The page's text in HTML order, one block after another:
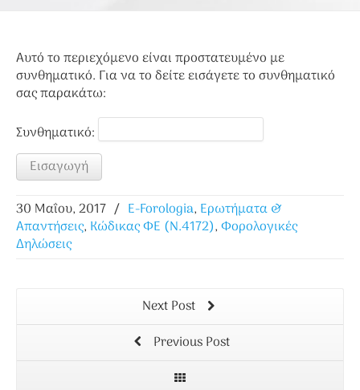
Αυτό το περιεχόμενο είναι προστατευμένο με
συνθηματικό. Για να το δείτε εισάγετε το συνθηματικό
σας παρακάτω:
Συνθηματικό:
30 Μαΐου, 2017 / E-Forologia, Ερωτήματα &
Απαντήσεις, Κώδικας ΦΕ (Ν.4172),Φορολογικές
Δηλώσεις
Next Post
Previous Post